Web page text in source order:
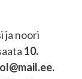
ja noori
10.